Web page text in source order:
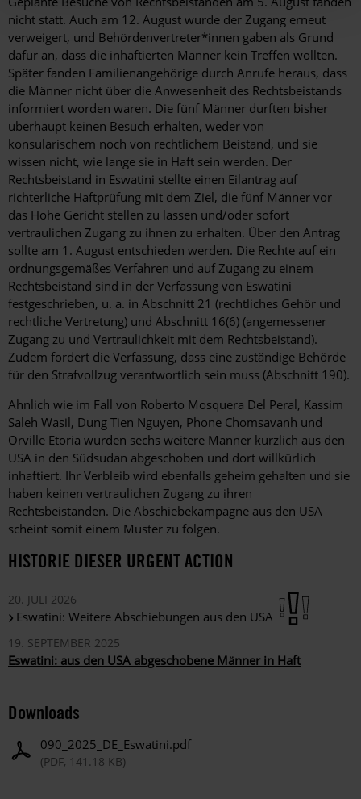
nicht statt. Auch am 12. August wurde der Zugang erneut
verweigert, und Behördenvertreter*innen gaben als Grund
dafür an, dass die inhaftierten Männer kein Treffen wollten.
Später fanden Familienangehörige durch Anrufe heraus, dass
die Männer nicht über die Anwesenheit des Rechtsbeistands
informiert worden waren. Die fünf Männer durften bisher
überhaupt keinen Besuch erhalten, weder von
konsularischem noch von rechtlichem Beistand, und sie
wissen nicht, wie lange sie in Haft sein werden. Der
Rechtsbeistand in Eswatini stellte einen Eilantrag auf
richterliche Haftprüfung mit dem Ziel, die fünf Männer vor
das Hohe Gericht stellen zu lassen und/oder sofort
vertraulichen Zugang zu ihnen zu erhalten. Über den Antrag
sollte am 1. August entschieden werden. Die Rechte auf ein
ordnungsgemäßes Verfahren und auf Zugang zu einem
Rechtsbeistand sind in der Verfassung von Eswatini
festgeschrieben, u. a. in Abschnitt 21 (rechtliches Gehör und
rechtliche Vertretung) und Abschnitt 16(6) (angemessener
Zugang zu und Vertraulichkeit mit dem Rechtsbeistand).
Zudem fordert die Verfassung, dass eine zuständige Behörde
für den Strafvollzug verantwortlich sein muss (Abschnitt 190).
Ähnlich wie im Fall von Roberto Mosquera Del Peral, Kassim
Saleh Wasil, Dung Tien Nguyen, Phone Chomsavanh und
Orville Etoria wurden sechs weitere Männer kürzlich aus den
USA in den Südsudan abgeschoben und dort willkürlich
inhaftiert. Ihr Verbleib wird ebenfalls geheim gehalten und sie
haben keinen vertraulichen Zugang zu ihren
Rechtsbeiständen. Die Abschiebekampagne aus den USA
scheint somit einem Muster zu folgen.
HISTORIE DIESER URGENT ACTION
20. JULI 2026
Eswatini: Weitere Abschiebungen aus den USA
19. SEPTEMBER 2025
Eswatini: aus den USA abgeschobene Männer in Haft
Downloads
090_2025_DE_Eswatini.pdf
(PDF, 141.18 KB)